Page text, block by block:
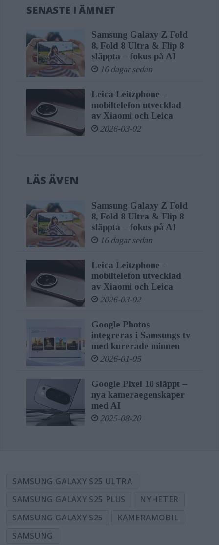
SENASTE I ÄMNET
Samsung Galaxy Z Fold
8, Fold 8 Ultra & Flip 8
släppta – fokus på AI
16 dagar sedan
Leica Leitzphone –
mobiltelefon utvecklad
av Xiaomi och Leica
2026-03-02
LÄS ÄVEN
Samsung Galaxy Z Fold
8, Fold 8 Ultra & Flip 8
släppta – fokus på AI
16 dagar sedan
Leica Leitzphone –
mobiltelefon utvecklad
av Xiaomi och Leica
2026-03-02
Google Photos
integreras i Samsungs tv
med kurerade minnen
2026-01-05
Google Pixel 10 släppt –
nya kameraegenskaper
med AI
2025-08-20
SAMSUNG GALAXY S25 ULTRA
SAMSUNG GALAXY S25 PLUS
NYHETER
SAMSUNG GALAXY S25
KAMERAMOBIL
SAMSUNG